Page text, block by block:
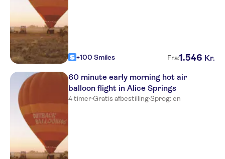
+100 Smiles Fra:1 .546 Kr.
60 minute early morning hot air
balloon flight in Alice Springs
4 timer·Gratis afbestilling·Sprog: en